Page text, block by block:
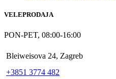
VELEPRODAJA
PON-PET, 08:00-16:00
Bleiweisova 24, Zagreb
+3851 3774 482